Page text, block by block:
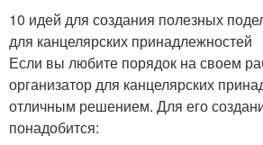
10 идей для создания полезных
для канцелярских принадлежностей
Если вы любите порядок на своем
организатор для канцелярских
отличным решением. Для его
понадобится: